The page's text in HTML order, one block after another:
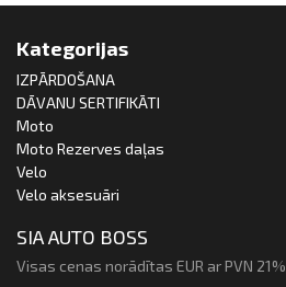
Kategorijas
IZPĀRDOŠANA
DĀVANU SERTIFIKĀTI
Moto
Moto Rezerves daļas
Velo
Velo aksesuāri
SIA AUTO BOSS
Visas cenas norādītas EUR ar PVN 21%